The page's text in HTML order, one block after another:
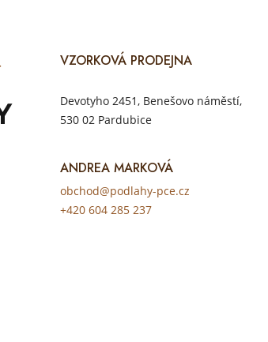
VZORKOVÁ PRODEJNA
Devotyho 2451, Benešovo náměstí,
530 02 Pardubice
ANDREA MARKOVÁ
obchod@podlahy-pce.cz
+420 604 285 237